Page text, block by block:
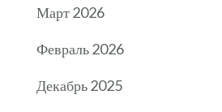
Март 2026
Февраль 2026
Декабрь 2025